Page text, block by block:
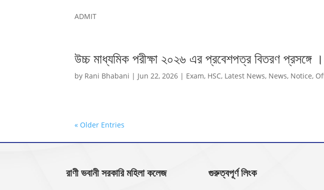
ADMIT
উচ্চ মাধ্যমিক পরীক্ষা ২০২৬ এর প্রবেশপত্র বিতরণ প্রসঙ্গে ।
by Rani Bhabani | Jun 22, 2026 | Exam, HSC, Latest News, News, Notice,
« Older Entries
রাণী ভবানী সরকারি মহিলা কলেজ গুরুত্বপূর্ণ লিংক